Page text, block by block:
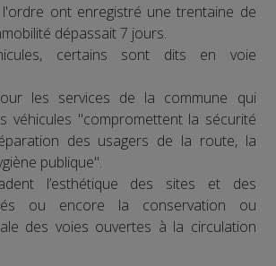
ont enregistré une trentaine de
dépassait 7 jours.
certains sont dits en voie
les services de la commune qui
véhicules "compromettent la sécurité
des usagers de la route, la
publique".
l’esthétique des sites et des
ou encore la conservation ou
des voies ouvertes à la circulation